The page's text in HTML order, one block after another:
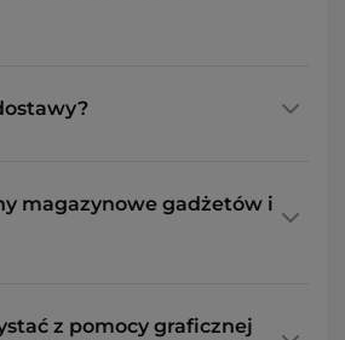
magazynowe gadżetów i
z pomocy graficznej